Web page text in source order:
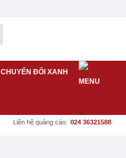
CHUYỂN ĐỔI XANH
Liên hệ quảng cáo: 024 36321588